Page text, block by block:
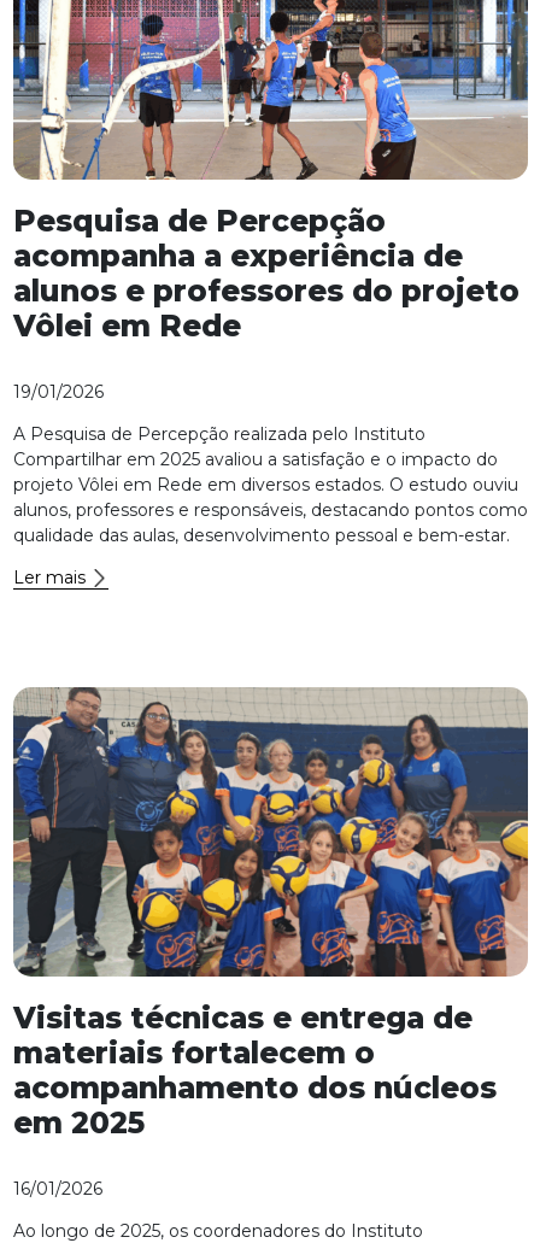
Pesquisa de Percepção
acompanha a experiência de
alunos e professores do projeto
Vôlei em Rede
19/01/2026
A Pesquisa de Percepção realizada pelo Instituto
Compartilhar em 2025 avaliou a satisfação e o impacto do
projeto Vôlei em Rede em diversos estados. O estudo ouviu
alunos, professores e responsáveis, destacando pontos como
qualidade das aulas, desenvolvimento pessoal e bem-estar.
Ler mais
Visitas técnicas e entrega de
materiais fortalecem o
acompanhamento dos núcleos
em 2025
16/01/2026
Ao longo de 2025, os coordenadores do Instituto